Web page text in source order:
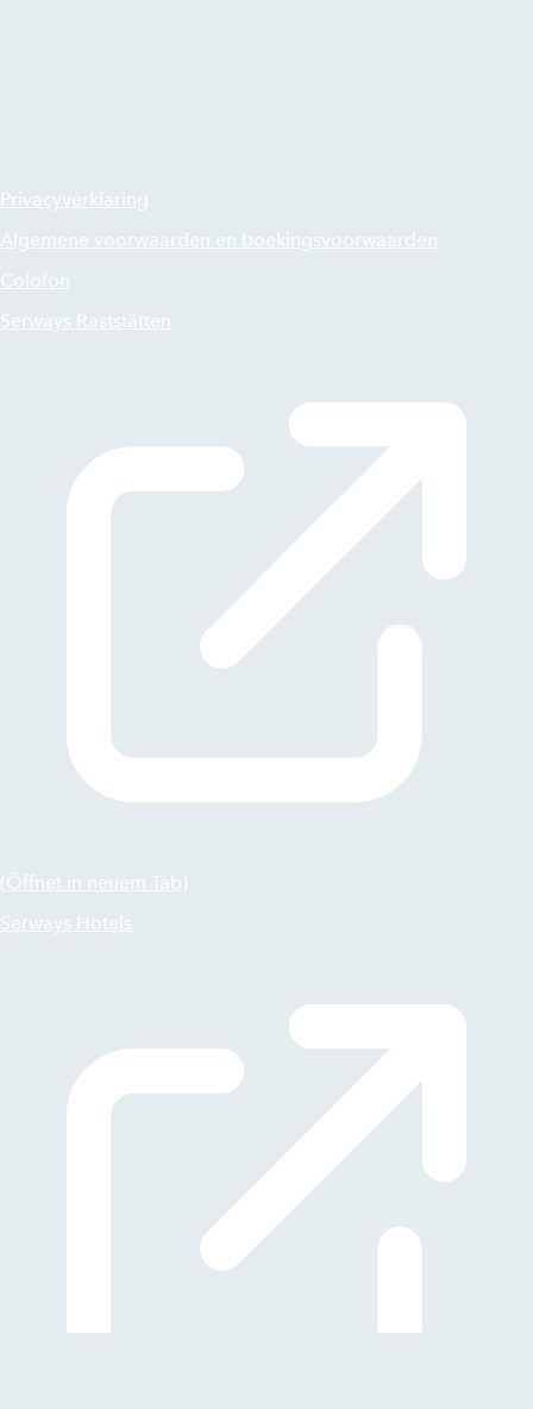
Privacyverklaring
Algemene voorwaarden en boekingsvoorwaarden
Colofon
Serways Raststätten
(Öffnet in neuem Tab)
Serways Hotels